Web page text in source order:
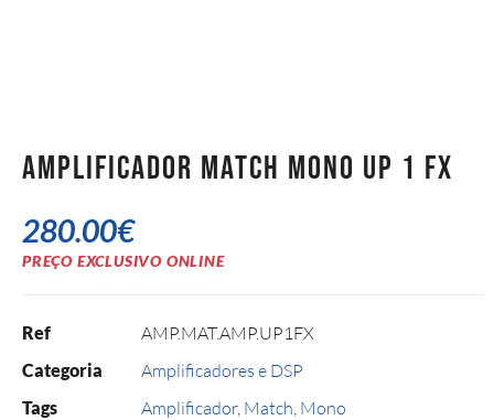
Amplificador Match Mono UP 1 FX
280.00€
PREÇO EXCLUSIVO ONLINE
Ref AMP.MAT.AMP.UP1FX
Categoria Amplificadores e DSP
Tags Amplificador, Match Mono